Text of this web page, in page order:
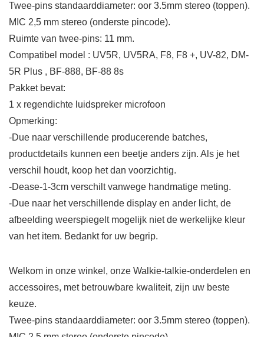
Twee-pins standaarddiameter: oor 3.5mm stereo (toppen).
MIC 2,5 mm stereo (onderste pincode).
Ruimte van twee-pins: 11 mm.
Compatibel model : UV5R, UV5RA, F8, F8 +, UV-82, DM-
5R Plus , BF-888, BF-88 8s
Pakket bevat:
1 x regendichte luidspreker microfoon
Opmerking:
-Due naar verschillende producerende batches,
productdetails kunnen een beetje anders zijn. Als je het
verschil houdt, koop het dan voorzichtig.
-Dease-1-3cm verschilt vanwege handmatige meting.
-Due naar het verschillende display en ander licht, de
afbeelding weerspiegelt mogelijk niet de werkelijke kleur
van het item. Bedankt for uw begrip.
Welkom in onze winkel, onze Walkie-talkie-onderdelen en
accessoires, met betrouwbare kwaliteit, zijn uw beste
keuze.
Twee-pins standaarddiameter: oor 3.5mm stereo (toppen).